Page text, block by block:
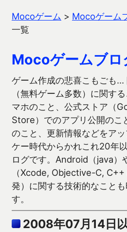
Mocoゲーム > Mocoゲーム
一覧
Mocoゲームブロ
ゲーム作成の悲喜こもごも…
（無料ゲーム多数）に関す
マホのこと、公式ストア（
Store）でのアプリ公開のこ
のこと、更新情報などをア
ケー時代からかれこれ20年
ログです。Android（java）
（Xcode, Objective-C,
発）に関する技術的なこと
す。
2008年07月14日